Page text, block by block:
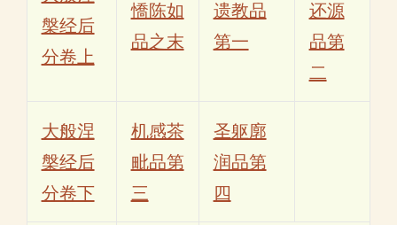
槃经后
分卷上
憍陈如
品之末
遗教品
第一
还源
品第
二
大般涅
槃经后
分卷下
机感茶
毗品第
三
圣躯廓
润品第
四